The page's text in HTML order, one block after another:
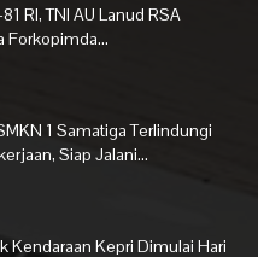
RI, TNI AU Lanud RSA
Forkopimda...
1 Samatiga Terlindungi
Siap Jalani...
Kendaraan Kepri Dimulai Hari